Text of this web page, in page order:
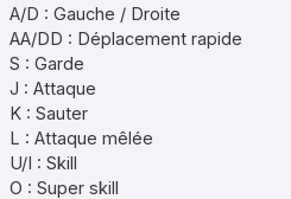
A/D : Gauche / Droite
AA/DD : Déplacement rapide
S : Garde
J : Attaque
K : Sauter
L : Attaque mêlée
U/I : Skill
O : Super skill